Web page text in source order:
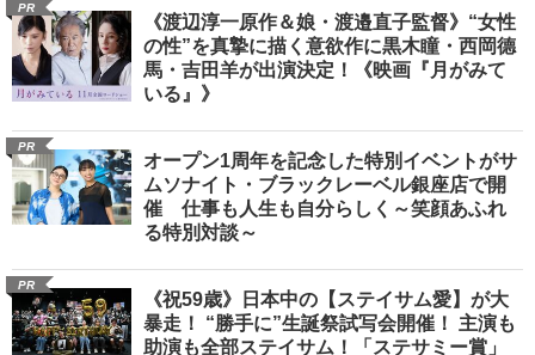
PR
《渡辺淳一原作＆娘・渡邉直子監督》“女性
の性”を真摯に描く意欲作に黒木瞳・西岡德
馬・吉田羊が出演決定！《映画『月がみて
いる』》
PR
オープン1周年を記念した特別イベントがサ
ムソナイト・ブラックレーベル銀座店で開
催 仕事も人生も自分らしく～笑顔あふれ
る特別対談～
PR
《祝59歳》日本中の【ステイサム愛】が大
暴走！ “勝手に”生誕祭試写会開催！ 主演も
助演も全部ステイサム！「ステサミー賞」